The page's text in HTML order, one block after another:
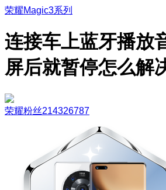
荣耀Magic3系列
连接车上蓝牙播放
屏后就暂停怎么解
荣耀粉丝214326787